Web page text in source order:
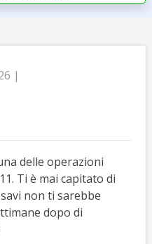
|
delle operazioni
Ti è mai capitato di
non ti sarebbe
dopo di